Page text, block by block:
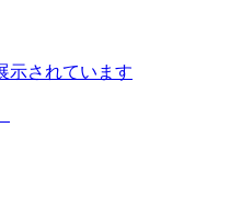
示されています